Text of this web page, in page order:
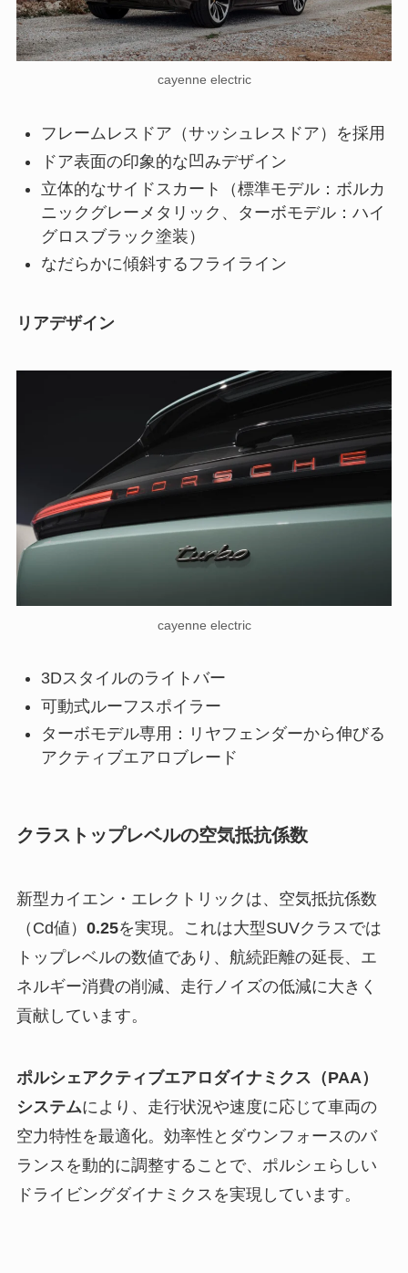
cayenne electric
フレームレスドア（サッシュレスドア）を採用
ドア表面の印象的な凹みデザイン
立体的なサイドスカート（標準モデル：ボルカ
ニックグレーメタリック、ターボモデル：ハイ
グロスブラック塗装）
なだらかに傾斜するフライライン
リアデザイン
cayenne electric
3Dスタイルのライトバー
可動式ルーフスポイラー
ターボモデル専用：リヤフェンダーから伸びる
アクティブエアロブレード
クラストップレベルの空気抵抗係数
新型カイエン・エレクトリックは、空気抵抗係数
（Cd値） 0.25を実現。これは大型SUVクラスでは
トップレベルの数値であり、航続距離の延長、エ
ネルギー消費の削減、走行ノイズの低減に大きく
貢献しています。
ポルシェアクティブエアロダイナミクス（PAA）
システムにより、走行状況や速度に応じて車両の
空力特性を最適化。効率性とダウンフォースのバ
ランスを動的に調整することで、ポルシェらしい
ドライビングダイナミクスを実現しています。